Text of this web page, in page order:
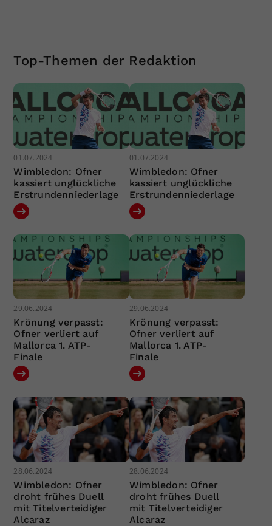
Top-Themen der Redaktion
01.07.2024
Wimbledon: Ofner
kassiert unglückliche
Erstrundenniederlage
01.07.2024
Wimbledon: Ofner
kassiert unglückliche
Erstrundenniederlage
29.06.2024
Krönung verpasst:
Ofner verliert auf
Mallorca 1. ATP-
Finale
29.06.2024
Krönung verpasst:
Ofner verliert auf
Mallorca 1. ATP-
Finale
28.06.2024
Wimbledon: Ofner
droht frühes Duell
mit Titelverteidiger
Alcaraz
28.06.2024
Wimbledon: Ofner
droht frühes Duell
mit Titelverteidiger
Alcaraz